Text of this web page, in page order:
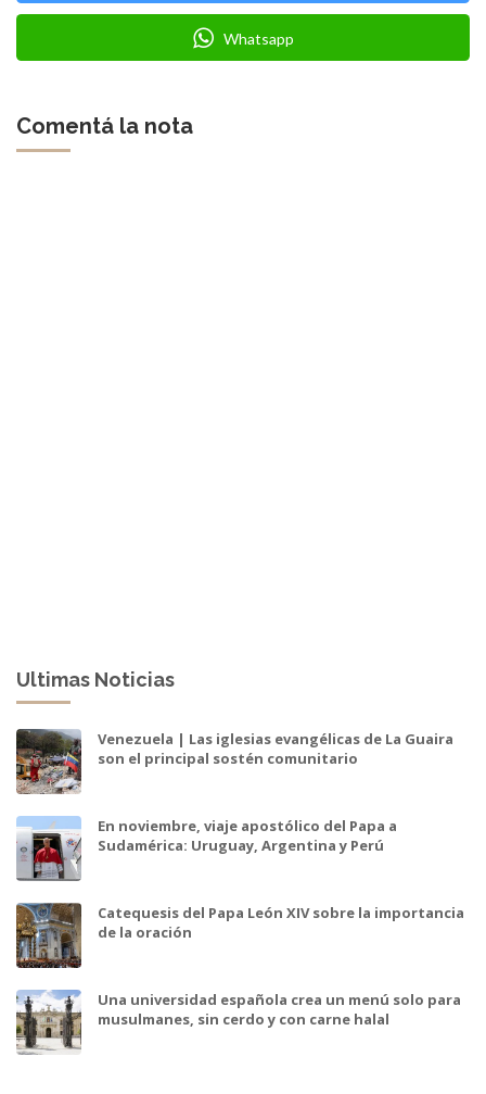
Whatsapp
Comentá la nota
Ultimas Noticias
Venezuela | Las iglesias evangélicas de La Guaira
son el principal sostén comunitario
En noviembre, viaje apostólico del Papa a
Sudamérica: Uruguay, Argentina y Perú
Catequesis del Papa León XIV sobre la importancia
de la oración
Una universidad española crea un menú solo para
musulmanes, sin cerdo y con carne halal